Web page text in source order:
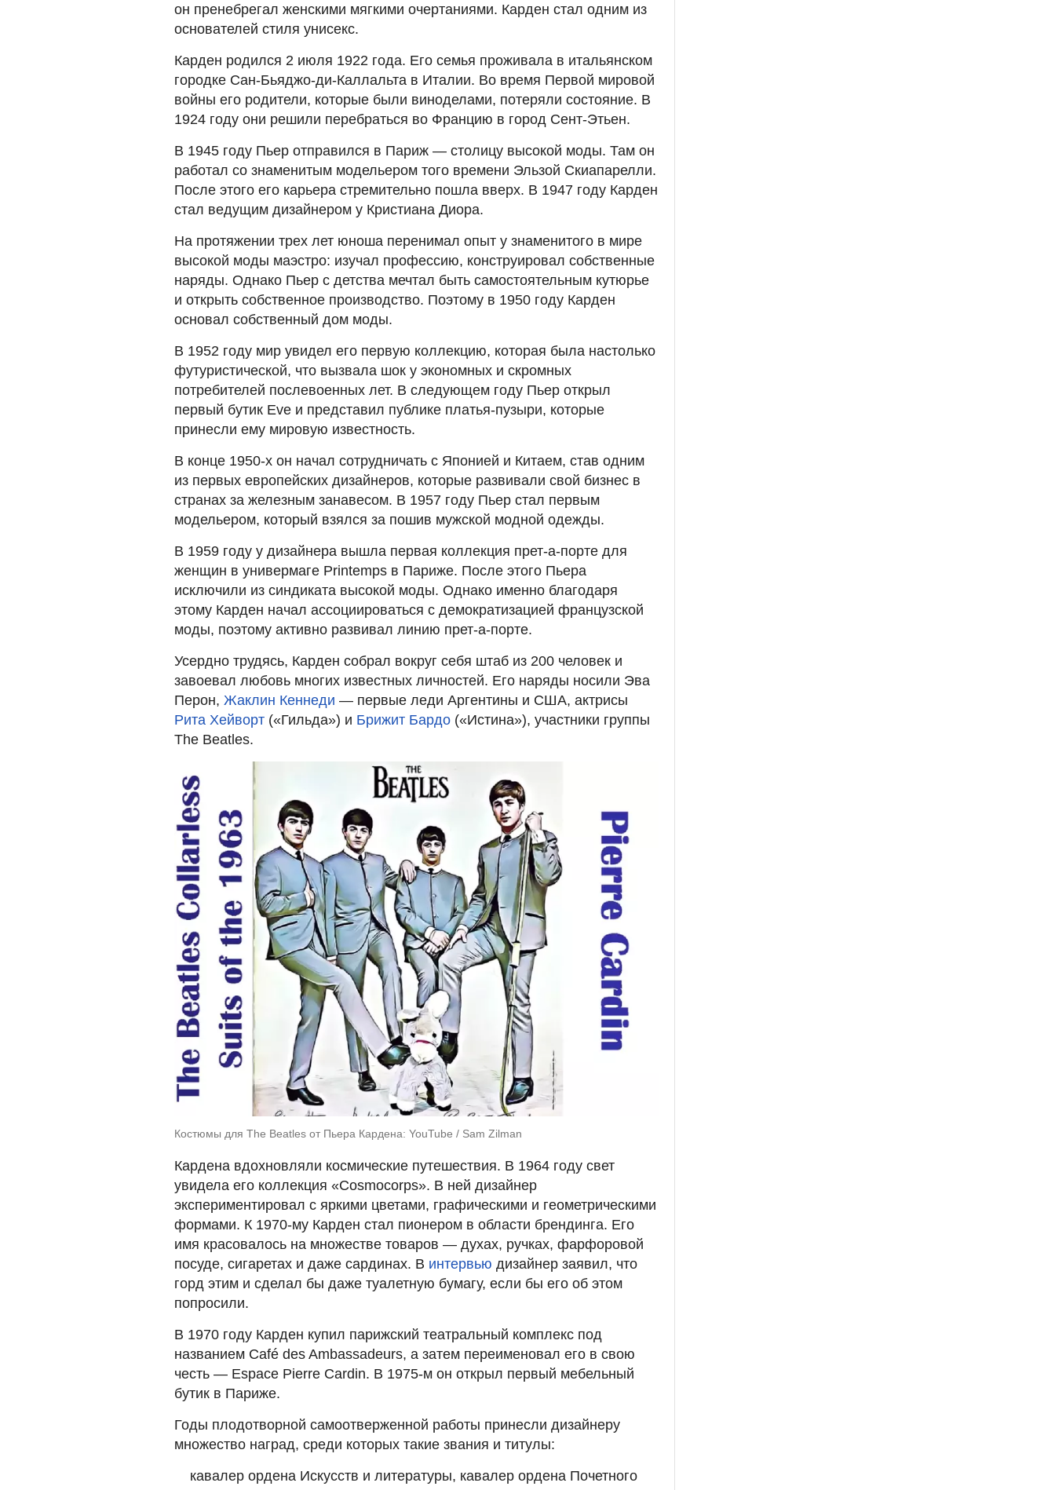
он пренебрегал женскими мягкими очертаниями. Карден стал одним из
основателей стиля унисекс.
Карден родился 2 июля 1922 года. Его семья проживала в итальянском
городке Сан-Бьяджо-ди-Каллальта в Италии. Во время Первой мировой
войны его родители, которые были виноделами, потеряли состояние. В
1924 году они решили перебраться во Францию в город Сент-Этьен.
В 1945 году Пьер отправился в Париж — столицу высокой моды. Там он
работал со знаменитым модельером того времени Эльзой Скиапарелли.
После этого его карьера стремительно пошла вверх. В 1947 году Карден
стал ведущим дизайнером у Кристиана Диора.
На протяжении трех лет юноша перенимал опыт у знаменитого в мире
высокой моды маэстро: изучал профессию, конструировал собственные
наряды. Однако Пьер с детства мечтал быть самостоятельным кутюрье
и открыть собственное производство. Поэтому в 1950 году Карден
основал собственный дом моды.
В 1952 году мир увидел его первую коллекцию, которая была настолько
футуристической, что вызвала шок у экономных и скромных
потребителей послевоенных лет. В следующем году Пьер открыл
первый бутик Eve и представил публике платья-пузыри, которые
принесли ему мировую известность.
В конце 1950-х он начал сотрудничать с Японией и Китаем, став одним
из первых европейских дизайнеров, которые развивали свой бизнес в
странах за железным занавесом. В 1957 году Пьер стал первым
модельером, который взялся за пошив мужской модной одежды.
В 1959 году у дизайнера вышла первая коллекция прет-а-порте для
женщин в универмаге Printemps в Париже. После этого Пьера
исключили из синдиката высокой моды. Однако именно благодаря
этому Карден начал ассоциироваться с демократизацией французской
моды, поэтому активно развивал линию прет-а-порте.
Усердно трудясь, Карден собрал вокруг себя штаб из 200 человек и
завоевал любовь многих известных личностей. Его наряды носили Эва
Перон, Жаклин Кеннеди — первые леди Аргентины и США, актрисы
Рита Хейворт («Гильда») и Брижит Бардо («Истина»), участники группы
The Beatles.
Костюмы для The Beatles от Пьера Кардена: YouTube / Sam Zilman
Кардена вдохновляли космические путешествия. В 1964 году свет
увидела его коллекция «Cosmoсorps». В ней дизайнер
экспериментировал с яркими цветами, графическими и геометрическими
формами. К 1970-му Карден стал пионером в области брендинга. Его
имя красовалось на множестве товаров — духах, ручках, фарфоровой
посуде, сигаретах и даже сардинах. В интервью дизайнер заявил, что
горд этим и сделал бы даже туалетную бумагу, если бы его об этом
попросили.
В 1970 году Карден купил парижский театральный комплекс под
названием Café des Ambassadeurs, а затем переименовал его в свою
честь — Espace Pierre Cardin. В 1975-м он открыл первый мебельный
бутик в Париже.
Годы плодотворной самоотверженной работы принесли дизайнеру
множество наград, среди которых такие звания и титулы:
кавалер ордена Искусств и литературы, кавалер ордена Почетного